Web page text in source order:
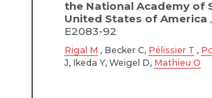
the National Academy of
United States of America
E2083-92
Rigal M , Becker C, Pélissier T ,
J, Ikeda Y, Weigel D, Mathieu O